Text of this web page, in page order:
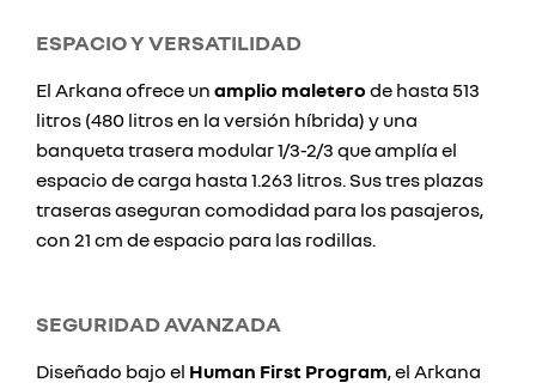
ESPACIO Y VERSATILIDAD
El Arkana ofrece un amplio maletero de hasta 513
litros (480 litros en la versión híbrida) y una
banqueta trasera modular 1/3-2/3 que amplía el
espacio de carga hasta 1.263 litros. Sus tres plazas
traseras aseguran comodidad para los pasajeros,
con 21 cm de espacio para las rodillas.
SEGURIDAD AVANZADA
Diseñado bajo el Human First Program, el Arkana